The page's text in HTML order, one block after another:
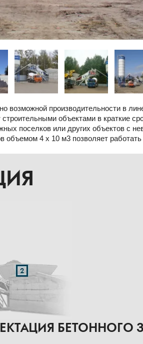
возможной производительности в
объектами в краткие
поселков или других объектов с
объемом 4 х 10 м3 позволяет
БЕТОННОГО